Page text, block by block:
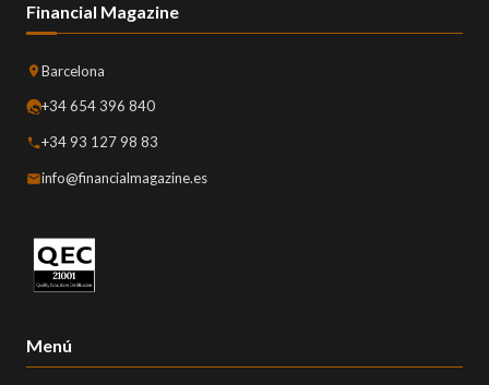
Financial Magazine
Barcelona
+34 654 396 840
+34 93 127 98 83
info@financialmagazine.es
Menú